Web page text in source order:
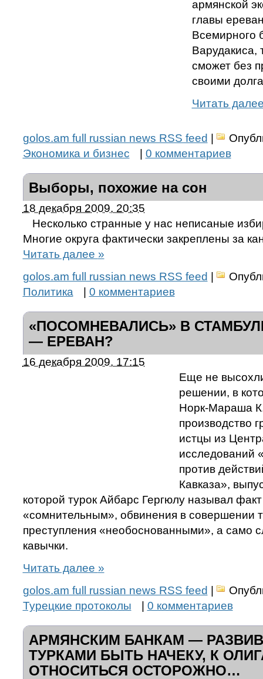
армянской
главы
Всемирного
Варудакиса,
сможет без
своими
Читать
golos.am full russian news RSS feed
Экономика и бизнес
0 комментариев
Выборы, похожие на сон
18 декабря 2009, 20:35
Несколько странные у нас неписаные
Многие округа фактически закреплены за
Читать далее »
golos.am full russian news RSS feed
Политика
0 комментариев
«ПОСОМНЕВАЛИСЬ» В
— ЕРЕВАН?
16 декабря 2009, 17:15
Еще не
решении, в
Норк-Мараша
производство
истцы из
исследований
против
Кавказа»,
которой турок Айбарс Гергюлу называл
«сомнительным», обвинения в совершении
преступления «необоснованными», а само
кавычки.
Читать далее »
golos.am full russian news RSS feed
Турецкие протоколы
0 комментариев
АРМЯНСКИМ БАНКАМ —
ТУРКАМИ БЫТЬ НАЧЕКУ, К
ОТНОСИТЬСЯ ОСТОРОЖНО…